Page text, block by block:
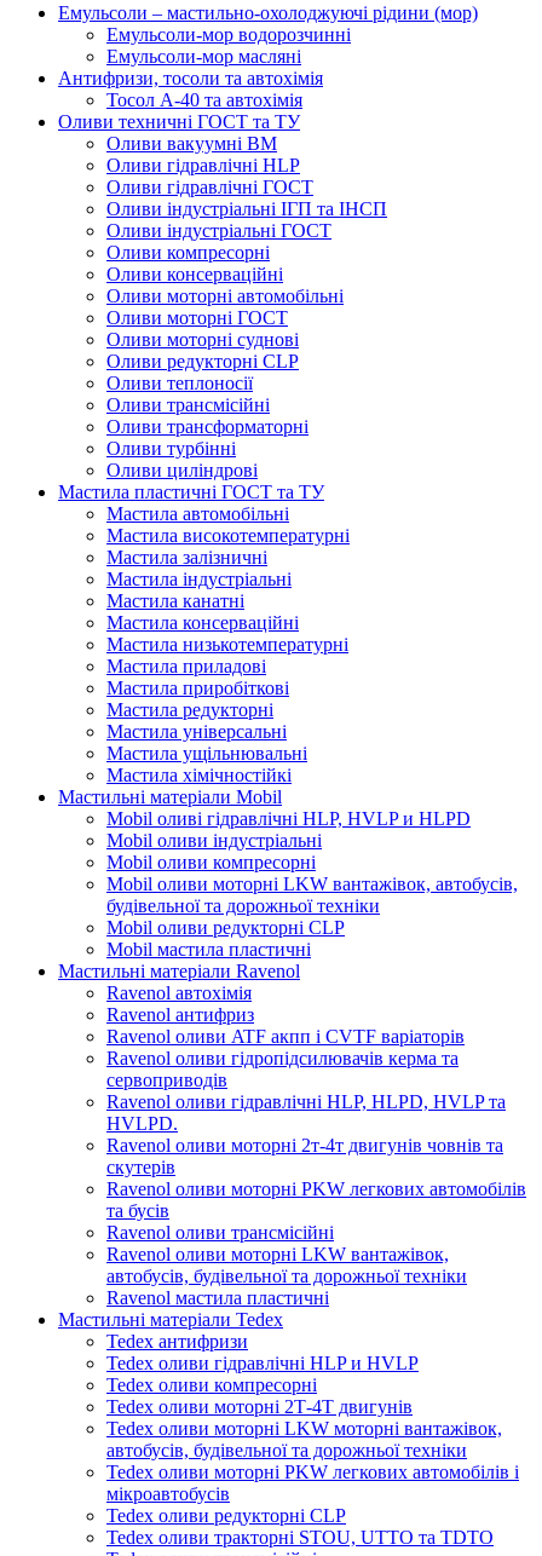
Емульсоли – мастильно-охолоджуючі рідини (мор)
Емульсоли-мор водорозчинні
Емульсоли-мор масляні
Антифризи, тосоли та автохімія
Тосол А-40 та автохімія
Оливи техничні ГОСТ та ТУ
Оливи вакуумні ВМ
Оливи гідравлічні HLP
Оливи гідравлічні ГОСТ
Оливи індустріальні ІГП та ІНСП
Оливи індустріальні ГОСТ
Оливи компресорні
Оливи консерваційні
Оливи моторні автомобільні
Оливи моторні ГОСТ
Оливи моторні суднові
Оливи редукторні CLP
Оливи теплоносії
Оливи трансмісійні
Оливи трансформаторні
Оливи турбінні
Оливи циліндрові
Мастила пластичні ГОСТ та ТУ
Мастила автомобільні
Мастила високотемпературні
Мастила залізничні
Мастила індустріальні
Мастила канатні
Мастила консерваційні
Мастила низькотемпературні
Мастила приладові
Мастила приробіткові
Мастила редукторні
Мастила універсальні
Мастила ущільнювальні
Мастила хімічностійкі
Мастильні матеріали Mobil
Mobil оливі гідравлічні HLP, HVLP и HLPD
Mobil оливи індустріальні
Mobil оливи компресорні
Mobil оливи моторні LKW вантажівок, автобусів,
будівельної та дорожньої техніки
Mobil оливи редукторні CLP
Mobil мастила пластичні
Мастильні матеріали Ravenol
Ravenol автохімія
Ravenol антифриз
Ravenol оливи ATF акпп і CVTF варіаторів
Ravenol оливи гідропідсилювачів керма та
сервоприводів
Ravenol оливи гідравлічні HLP, HLPD, HVLP та
HVLPD.
Ravenol оливи моторні 2т-4т двигунів човнів та
скутерів
Ravenol оливи моторні PKW легкових автомобілів
та бусів
Ravenol оливи трансмісійні
Ravenol оливи моторні LKW вантажівок,
автобусів, будівельної та дорожньої техніки
Ravenol мастила пластичні
Мастильні матеріали Tedex
Tedex антифризи
Tedex оливи гідравлічні HLP и HVLP
Tedex оливи компресорні
Tedex оливи моторні 2Т-4Т двигунів
Tedex оливи моторні LKW моторні вантажівок,
автобусів, будівельної та дорожньої техніки
Tedex оливи моторні PKW легкових автомобілів і
мікроавтобусів
Tedex оливи редукторні CLP
Tedex оливи тракторні STOU, UTTO та TDTO